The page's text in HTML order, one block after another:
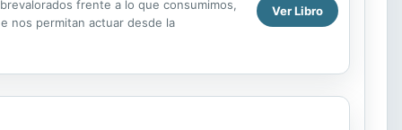
frente a lo que consumimos,
nos permitan actuar desde la
Ver Libro